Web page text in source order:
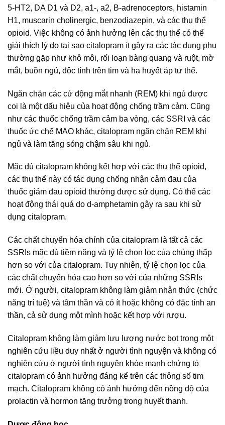
5-HT2, DA D1 và D2, a1-, a2, B-adrenoceptors, histamin
H1, muscarin cholinergic, benzodiazepin, và các thụ thể
opioid. Việc không có ảnh hưởng lên các thụ thể có thể
giải thích lý do tại sao citalopram ít gây ra các tác dụng phụ
thường gặp như khô môi, rối loạn bàng quang và ruột, mờ
mắt, buồn ngủ, độc tính trên tim và hạ huyết áp tư thế.
Ngăn chặn các cử động mắt nhanh (REM) khi ngủ được
coi là một dấu hiệu của hoạt động chống trầm cảm. Cũng
như các thuốc chống trầm cảm ba vòng, các SSRI và các
thuốc ức chế MAO khác, citalopram ngăn chặn REM khi
ngủ và làm tăng sóng chậm sâu khi ngủ.
Mặc dù citalopram không kết hợp với các thụ thể opioid,
các thụ thể này có tác dụng chống nhận cảm đau của
thuốc giảm đau opioid thường được sử dụng. Có thể các
hoạt động thái quá do d-amphetamin gây ra sau khi sử
dụng citalopram.
Các chất chuyển hóa chính của citalopram là tất cả các
SSRIs mặc dù tiềm năng và tỷ lệ chọn lọc của chúng thấp
hơn so với của citalopram. Tuy nhiên, tỷ lệ chọn lọc của
các chất chuyển hóa cao hơn so với của những SSRIs
mới. Ở người, citalopram không làm giảm nhận thức (chức
năng trí tuệ) và tâm thần và có ít hoặc không có đặc tính an
thần, cả sử dụng một mình hoặc kết hợp với rượu.
Citalopram không làm giảm lưu lượng nước bọt trong một
nghiên cứu liều duy nhất ở người tình nguyện và không có
nghiên cứu ở người tình nguyện khỏe mạnh chứng tỏ
citalopram có ảnh hưởng đáng kể trên các thông số tim
mạch. Citalopram không có ảnh hưởng đến nồng độ của
prolactin và hormon tăng trưởng trong huyết thanh.